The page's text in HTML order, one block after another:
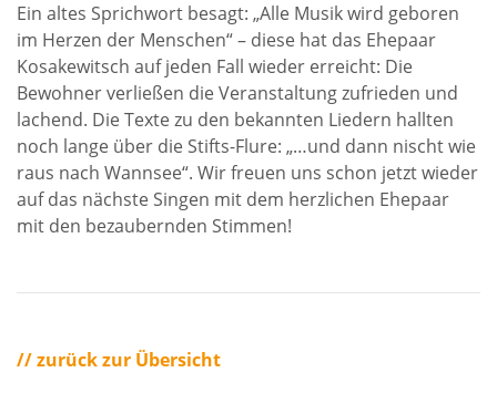
Ein altes Sprichwort besagt: „Alle Musik wird geboren
im Herzen der Menschen“ – diese hat das Ehepaar
Kosakewitsch auf jeden Fall wieder erreicht: Die
Bewohner verließen die Veranstaltung zufrieden und
lachend. Die Texte zu den bekannten Liedern hallten
noch lange über die Stifts-Flure: „…und dann nischt wie
raus nach Wannsee“. Wir freuen uns schon jetzt wieder
auf das nächste Singen mit dem herzlichen Ehepaar
mit den bezaubernden Stimmen!
// zurück zur Übersicht